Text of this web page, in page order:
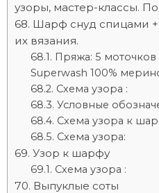
узоры, мастер-классы.
Шарф снуд спицами +
их вязания.
Пряжа: 5 моточков
Superwash 100%
Схема узора :
Условные
Схема узора к
Схема узора:
Узор к шарфу
Схема узора :
Выпуклые соты